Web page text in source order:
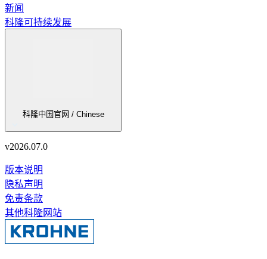
新闻
科隆可持续发展
科隆中国官网 / Chinese
v2026.07.0
版本说明
隐私声明
免责条款
其他科隆网站